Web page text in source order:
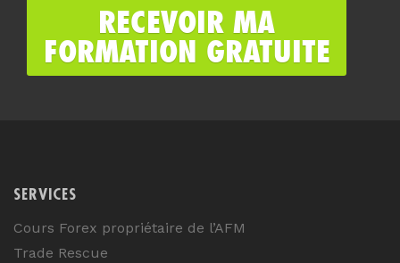
SERVICES
Cours Forex propriétaire de l’AFM
Trade Rescue